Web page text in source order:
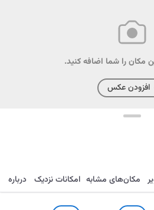
مکان را شما اضافه کنید.
افزودن عکس
ارسال
مکان‌های مشابه امکانات نزدیک درباره